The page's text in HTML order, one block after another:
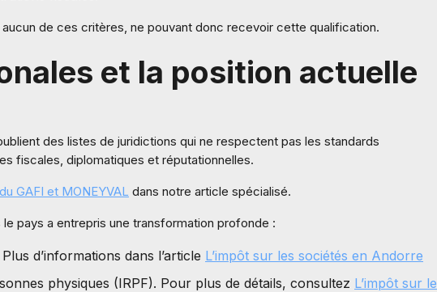
aucun de ces critères, ne pouvant donc recevoir cette qualification.
et la position actuelle
des listes de juridictions qui ne respectent pas les standards
fiscales, diplomatiques et réputationnelles.
GAFI et MONEYVAL dans notre article spécialisé.
pays a entrepris une transformation profonde :
d’informations dans l’article L’impôt sur les sociétés en Andorre
physiques (IRPF). Pour plus de détails, consultez L’impôt sur le